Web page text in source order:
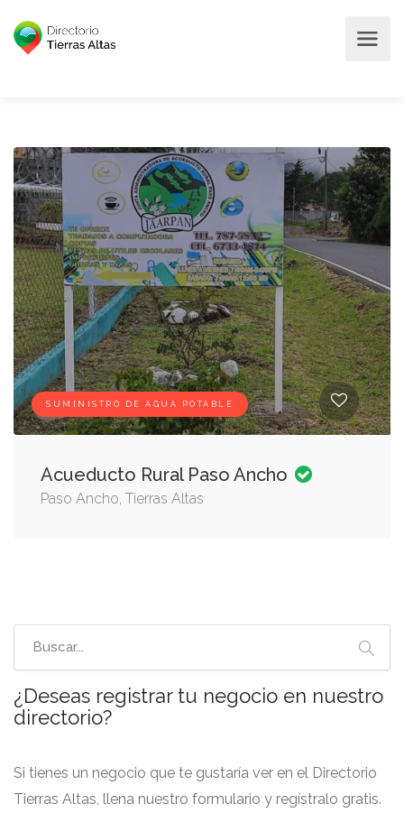
SUMINISTRO DE AGUA POTABLE
Acueducto Rural Paso Ancho
Paso Ancho, Tierras Altas
¿Deseas registrar tu negocio en nuestro
directorio?
Si tienes un negocio que te gustaría ver en el Directorio
Tierras Altas, llena nuestro formulario y regístralo gratis.